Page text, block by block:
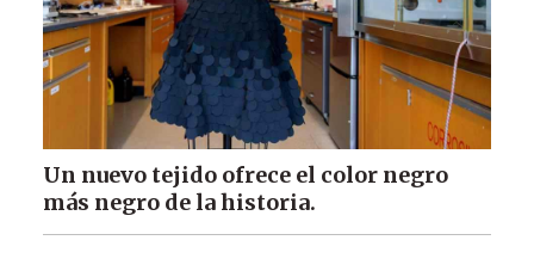
Un nuevo tejido ofrece el color negro
más negro de la historia.